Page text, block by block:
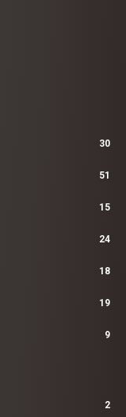
30
51
15
24
18
19
9
2